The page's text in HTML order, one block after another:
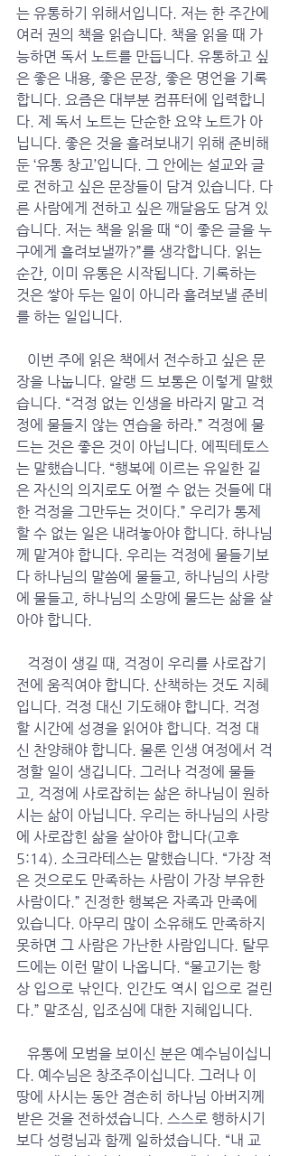
는 유통하기 위해서입니다. 저는 한 주간에
여러 권의 책을 읽습니다. 책을 읽을 때 가
능하면 독서 노트를 만듭니다. 유통하고 싶
은 좋은 내용, 좋은 문장, 좋은 명언을 기록
합니다. 요즘은 대부분 컴퓨터에 입력합니
다. 제 독서 노트는 단순한 요약 노트가 아
닙니다. 좋은 것을 흘려보내기 위해 준비해
둔 ‘유통 창고’입니다. 그 안에는 설교와 글
로 전하고 싶은 문장들이 담겨 있습니다. 다
른 사람에게 전하고 싶은 깨달음도 담겨 있
습니다. 저는 책을 읽을 때 “이 좋은 글을 누
구에게 흘려보낼까?”를 생각합니다. 읽는
순간, 이미 유통은 시작됩니다. 기록하는
것은 쌓아 두는 일이 아니라 흘려보낼 준비
를 하는 일입니다.
장을 나눕니다. 알랭 드 보통은 이렇게 말했
습니다. “걱정 없는 인생을 바라지 말고 걱
정에 물들지 않는 연습을 하라.” 걱정에 물
드는 것은 좋은 것이 아닙니다. 에픽테토스
는 말했습니다. “행복에 이르는 유일한 길
은 자신의 의지로도 어쩔 수 없는 것들에 대
한 걱정을 그만두는 것이다.” 우리가 통제
할 수 없는 일은 내려놓아야 합니다. 하나님
께 맡겨야 합니다. 우리는 걱정에 물들기보
다 하나님의 말씀에 물들고, 하나님의 사랑
에 물들고, 하나님의 소망에 물드는 삶을 살
아야 합니다.
전에 움직여야 합니다. 산책하는 것도 지혜
입니다. 걱정 대신 기도해야 합니다. 걱정
할 시간에 성경을 읽어야 합니다. 걱정 대
신 찬양해야 합니다. 물론 인생 여정에서 걱
정할 일이 생깁니다. 그러나 걱정에 물들
고, 걱정에 사로잡히는 삶은 하나님이 원하
시는 삶이 아닙니다. 우리는 하나님의 사랑
에 사로잡힌 삶을 살아야 합니다(고후
5:14). 소크라테스는 말했습니다. “가장 적
은 것으로도 만족하는 사람이 가장 부유한
사람이다.” 진정한 행복은 자족과 만족에
있습니다. 아무리 많이 소유해도 만족하지
못하면 그 사람은 가난한 사람입니다. 탈무
드에는 이런 말이 나옵니다. “물고기는 항
상 입으로 낚인다. 인간도 역시 입으로 걸린
다.” 말조심, 입조심에 대한 지혜입니다.
다. 예수님은 창조주이십니다. 그러나 이
땅에 사시는 동안 겸손히 하나님 아버지께
받은 것을 전하셨습니다. 스스로 행하시기
보다 성령님과 함께 일하셨습니다. “내 교